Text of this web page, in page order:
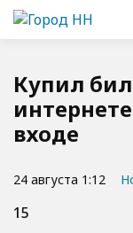
Купил
входе
24 августа 1:12
15